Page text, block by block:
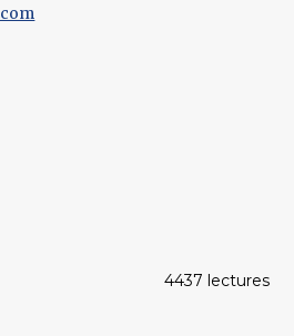
4437 lectures